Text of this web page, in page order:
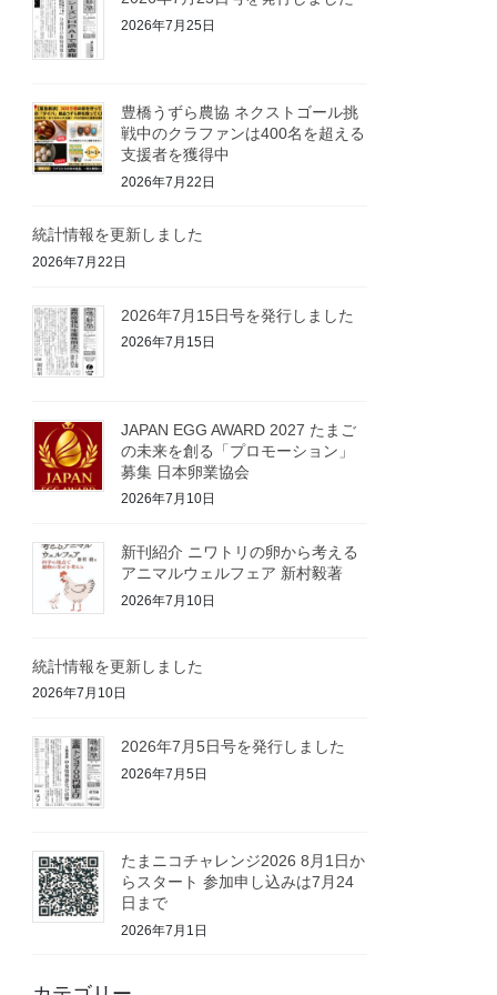
2026年7月25日
豊橋うずら農協 ネクストゴール挑
戦中のクラファンは400名を超える
支援者を獲得中
2026年7月22日
統計情報を更新しました
2026年7月22日
2026年7月15日号を発行しました
2026年7月15日
JAPAN EGG AWARD 2027 たまご
の未来を創る「プロモーション」
募集 日本卵業協会
2026年7月10日
新刊紹介 ニワトリの卵から考える
アニマルウェルフェア 新村毅著
2026年7月10日
統計情報を更新しました
2026年7月10日
2026年7月5日号を発行しました
2026年7月5日
たまニコチャレンジ2026 8月1日か
らスタート 参加申し込みは7月24
日まで
2026年7月1日